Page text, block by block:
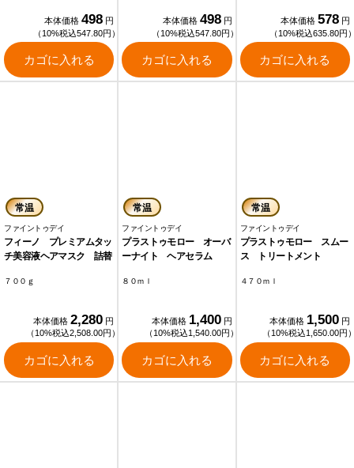
本体価格 498 円
（10%税込547.80円）
カゴに入れる
本体価格 498 円
（10%税込547.80円）
カゴに入れる
本体価格 578 円
（10%税込635.80円
カゴに入れる
常温
ファイントゥデイ
フィーノ プレミアムタッ
チ美容液ヘアマスク 詰替
７００ｇ
本体価格 2,280 円
（10%税込2,508.00円）
カゴに入れる
常温
ファイントゥデイ
プラストゥモロー オーバ
ーナイト ヘアセラム
８０ｍｌ
本体価格 1,400 円
（10%税込1,540.00円）
カゴに入れる
常温
ファイントゥデイ
プラストゥモロー スムー
ス トリートメント
４７０ｍｌ
本体価格 1,500 円
（10%税込1,650.00円
カゴに入れる